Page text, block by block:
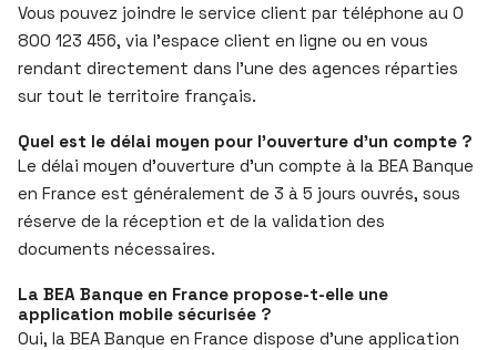
Vous pouvez joindre le service client par téléphone au 0
800 123 456, via l’espace client en ligne ou en vous
rendant directement dans l’une des agences réparties
sur tout le territoire français.
Quel est le délai moyen pour l’ouverture d’un compte ?
Le délai moyen d’ouverture d’un compte à la BEA Banque
en France est généralement de 3 à 5 jours ouvrés, sous
réserve de la réception et de la validation des
documents nécessaires.
La BEA Banque en France propose-t-elle une
application mobile sécurisée ?
Oui, la BEA Banque en France dispose d’une application